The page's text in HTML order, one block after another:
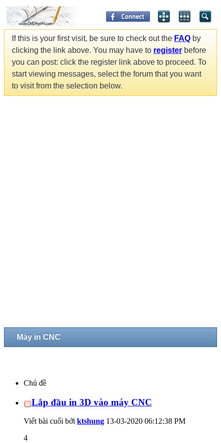
If this is your first visit, be sure to check out the FAQ by
clicking the link above. You may have to register before
you can post: click the register link above to proceed. To
start viewing messages, select the forum that you want
to visit from the selection below.
Máy in CNC
Chủ đề
Lắp đầu in 3D vào máy CNC
Viết bài cuối bởi ktshung 13-03-2020 06:12:38 PM
4